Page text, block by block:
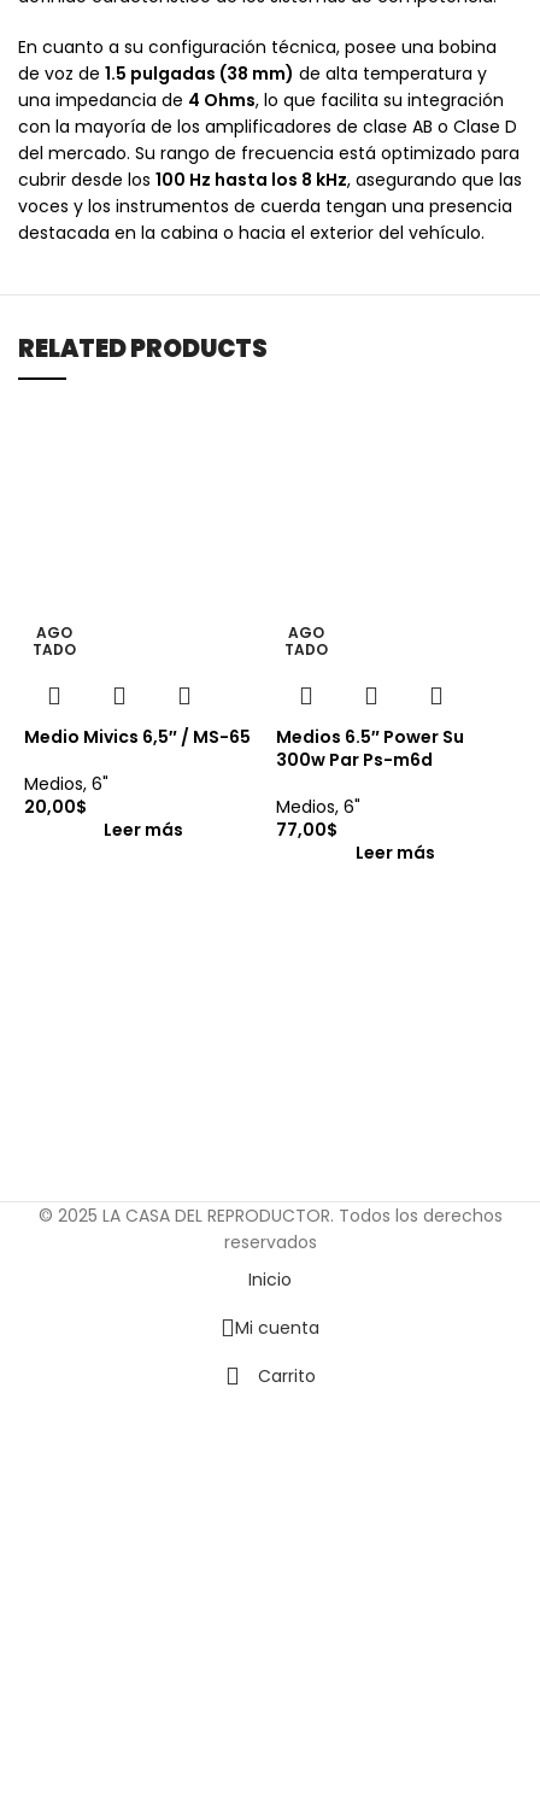
En cuanto a su configuración técnica, posee una bobina
de voz de 1.5 pulgadas (38 mm) de alta temperatura y
una impedancia de 4 Ohms, lo que facilita su integración
con la mayoría de los amplificadores de clase AB o Clase D
del mercado. Su rango de frecuencia está optimizado para
cubrir desde los 100 Hz hasta los 8 kHz, asegurando que las
voces y los instrumentos de cuerda tengan una presencia
destacada en la cabina o hacia el exterior del vehículo.
RELATED PRODUCTS
AGO
TADO
Medio Mivics 6,5″ / MS-65
Medios, 6"
20,00$
Leer más
AGO
TADO
Medios 6.5″ Power Su
300w Par Ps-m6d
Medios, 6"
77,00$
Leer más
© 2025 LA CASA DEL REPRODUCTOR. Todos los derechos
reservados
Inicio
Mi cuenta
Carrito